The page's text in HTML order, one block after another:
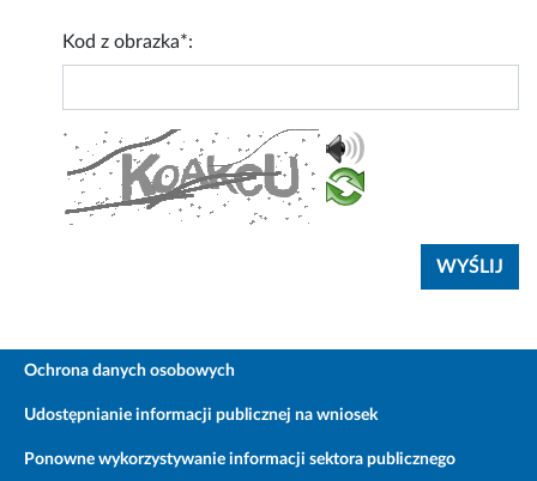
Kod z obrazka*:
Ochrona danych osobowych
Udostępnianie informacji publicznej na wniosek
Ponowne wykorzystywanie informacji sektora publicznego